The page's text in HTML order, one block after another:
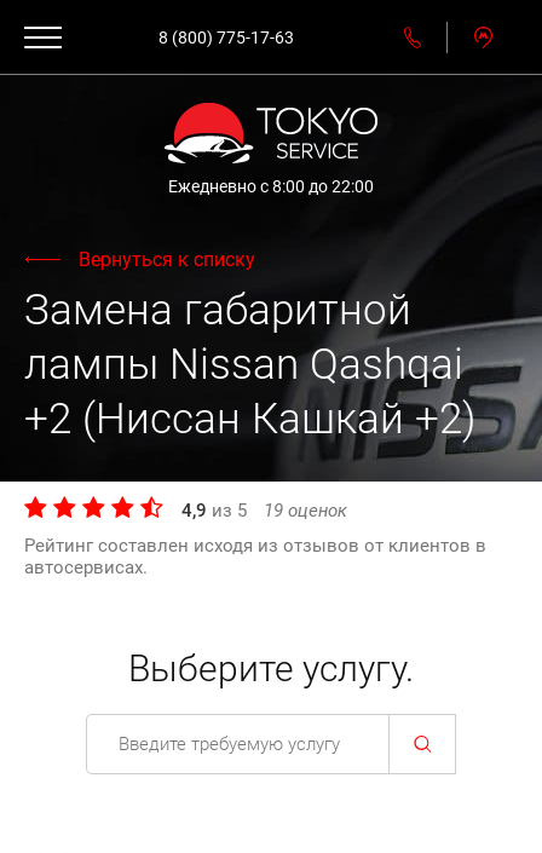
8 (800) 775-17-63
Ежедневно с 8:00 до 22:00
Вернуться к списку
Замена габаритной
лампы Nissan Qashqai
+2 (Ниссан Кашкай +2)
4,9 из 5 19 оценок
Рейтинг составлен исходя из отзывов от клиентов в
автосервисах.
Выберите услугу.